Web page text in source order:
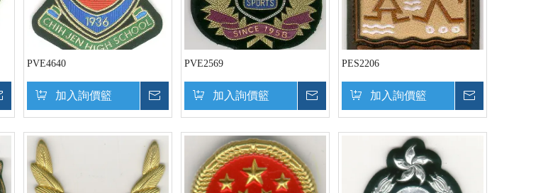
PVE4640
加入詢價籃
PVE2569
加入詢價籃
PES2206
加入詢價籃